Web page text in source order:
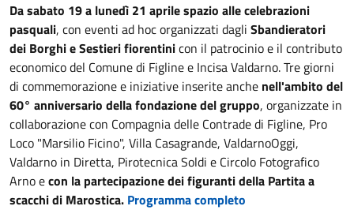
Da sabato 19 a lunedì 21 aprile spazio alle celebrazioni
pasquali, con eventi ad hoc organizzati dagli Sbandieratori
dei Borghi e Sestieri fiorentinicon il patrocinio e il contributo
economico del Comune di Figline e Incisa Valdarno. Tre giorni
di commemorazione e iniziative inserite anche nell'ambito del
60° anniversario della fondazione del gruppo, organizzate in
collaborazione con Compagnia delle Contrade di Figline, Pro
Loco "Marsilio Ficino", Villa Casagrande, ValdarnoOggi,
Valdarno in Diretta, Pirotecnica Soldi e Circolo Fotografico
Arno econ la partecipazione dei figuranti della Partita a
scacchi di Marostica. Programma completo